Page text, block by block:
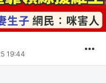
19:44